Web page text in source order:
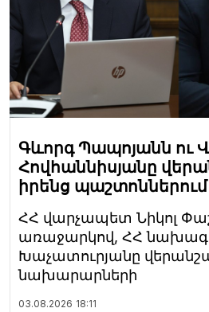
Գևորգ Պապոյանն ու
Հովհաննիսյանը
իրենց պաշտոններում
ՀՀ վարչապետ Նիկոլ
առաջարկով, ՀՀ
Խաչատուրյանը
նախարարների
03.08.2026 18:11